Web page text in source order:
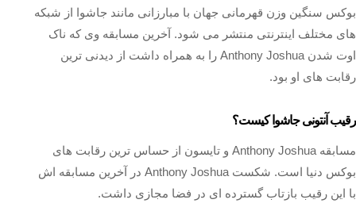
بوکس سنگین وزن قهرمانی جهان با مبارزانی مانند جاشوا از شبکه
های مختلف اینترنتی منتشر می شود. آخرین مسابقه وی که ناک
اوت شدن Anthony Joshua را به همراه داشت از دیدنی ترین
رقابت های او بود.
رقیب آنتونی جاشوا کیست؟
مسابقه Anthony Joshua و تایسون از حساس ترین رقابت های
بوکس دنیا است. شکست Anthony Joshua در آخرین مسابقه اش
با این رقیب بازتاب گسترده ای در فضا مجازی داشت.